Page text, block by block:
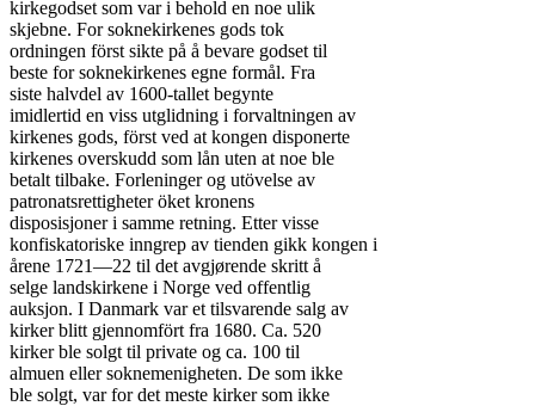
kirkegodset som var i behold en noe ulik
skjebne. For soknekirkenes gods tok
ordningen först sikte på å bevare godset til
beste for soknekirkenes egne formål. Fra
siste halvdel av 1600-tallet begynte
imidlertid en viss utglidning i forvaltningen av
kirkenes gods, först ved at kongen disponerte
kirkenes overskudd som lån uten at noe ble
betalt tilbake. Forleninger og utövelse av
patronatsrettigheter öket kronens
disposisjoner i samme retning. Etter visse
konfiskatoriske inngrep av tienden gikk kongen i
årene 1721—22 til det avgjørende skritt å
selge landskirkene i Norge ved offentlig
auksjon. I Danmark var et tilsvarende salg av
kirker blitt gjennomfört fra 1680. Ca. 520
kirker ble solgt til private og ca. 100 til
almuen eller soknemenigheten. De som ikke
ble solgt, var for det meste kirker som ikke